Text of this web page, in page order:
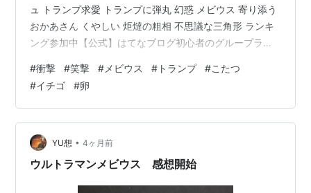
ュ トランプ求愛 トランプに弾丸 幻惑 メビウス 寄り添う
おかあさん くやしい 炬燵の粗相 不思議な三角形 ランキ
ング参加中【公式】はてなブログ初心者のグループラン
キング参加中Think<書くことは考えること> ランキング
参加中旅行ランキング参加中神社仏閣・古墳・歴史的建
造物めぐり
#衝撃 #笑撃 # メビウス # トランプ #こたつ
#イチゴ #卵
YU想 • 4ヶ月前
ウルトラマンメビウス 感想開始